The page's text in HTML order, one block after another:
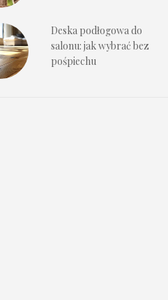
Deska podłogowa do
salonu: jak wybrać bez
pośpiechu